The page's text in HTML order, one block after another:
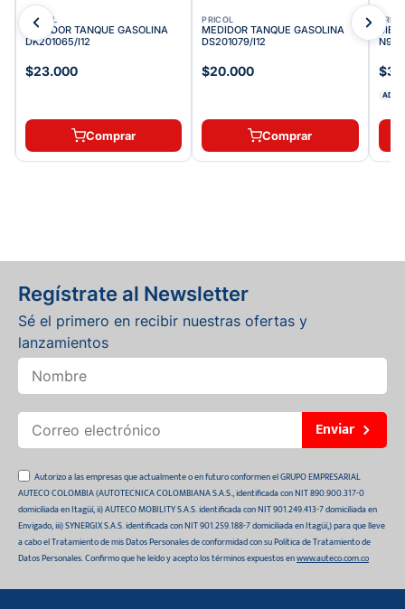
PRICOL
MEDIDOR TANQUE GASOLINA
DK201065/I12
$23.000
Comprar
PRICOL
MEDIDOR TANQUE GASOLINA
DS201079/I12
$20.000
Comprar
ADDI
Regístrate al Newsletter
Sé el primero en recibir nuestras ofertas y
lanzamientos
Enviar
Autorizo a las empresas que actualmente o en futuro conformen el GRUPO EMPRESARIAL
AUTECO COLOMBIA (AUTOTECNICA COLOMBIANA S.A.S., identificada con NIT 890.900.317-0
domiciliada en Itagüí, ii) AUTECO MOBILITY S.A.S. identificada con NIT 901.249.413-7 domiciliada en
Envigado, iii) SYNERGIX S.A.S. identificada con NIT 901.259.188-7 domiciliada en Itagüí,) para que lleve
a cabo el Tratamiento de mis Datos Personales de conformidad con su Política de Tratamiento de
Datos Personales. Confirmo que he leído y acepto los términos expuestos enwww.auteco.com.co